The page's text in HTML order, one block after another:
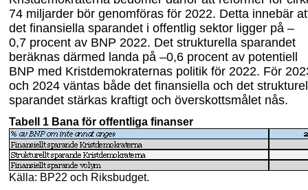
74 miljarder bör genomföras för 2022. Detta innebär
det finansiella sparandet i offentlig sektor ligger på –
0,7 procent av BNP 2022. Det strukturella sparandet
beräknas därmed landa på –0,6 procent av potentiell
BNP med Kristdemokraternas politik för 2022. För
och 2024 väntas både det finansiella och det
sparandet stärkas kraftigt och överskottsmålet nås.
Tabell 1 Bana för offentliga finanser
Källa: BP22 och Riksbudget.